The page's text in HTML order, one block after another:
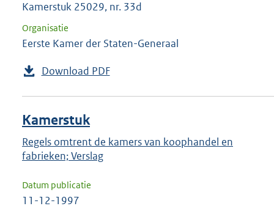
Kamerstuk 25029, nr. 33d
Organisatie
Eerste Kamer der Staten-Generaal
Download PDF
Kamerstuk
Regels omtrent de kamers van koophandel en
fabrieken; Verslag
Datum publicatie
11-12-1997